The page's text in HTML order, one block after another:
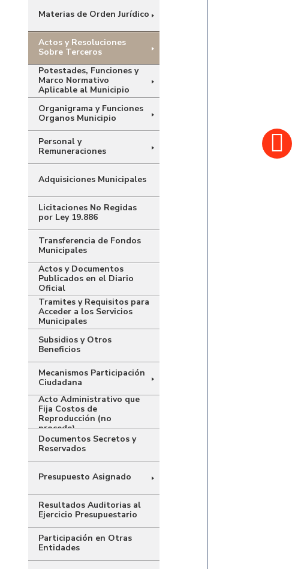
Materias de Orden Jurídico
Actos y Resoluciones
Sobre Terceros
Potestades, Funciones y
Marco Normativo
Aplicable al Municipio
Organigrama y Funciones
Organos Municipio
Personal y
Remuneraciones
Adquisiciones Municipales
Licitaciones No Regidas
por Ley 19.886
Transferencia de Fondos
Municipales
Actos y Documentos
Publicados en el Diario
Oficial
Tramites y Requisitos para
Acceder a los Servicios
Municipales
Subsidios y Otros
Beneficios
Mecanismos Participación
Ciudadana
Acto Administrativo que
Fija Costos de
Reproducción (no
procede)
Documentos Secretos y
Reservados
Presupuesto Asignado
Resultados Auditorias al
Ejercicio Presupuestario
Participación en Otras
Entidades